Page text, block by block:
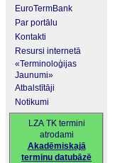
EuroTermBank
Par portālu
Kontakti
Resursi internetā
«Terminoloģijas
Jaunumi»
Atbalstītāji
Notikumi
LZA TK termini
atrodami
Akadēmiskajā
terminu datubāzē